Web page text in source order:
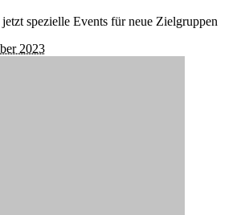
spezielle Events für neue Zielgruppen
2023